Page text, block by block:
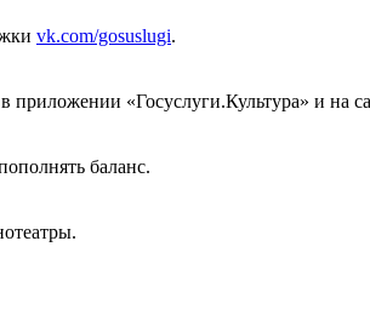
vk.com/gosuslugi.
«Госуслуги.Культура» и на
баланс.